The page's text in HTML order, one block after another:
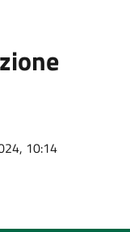
10:14